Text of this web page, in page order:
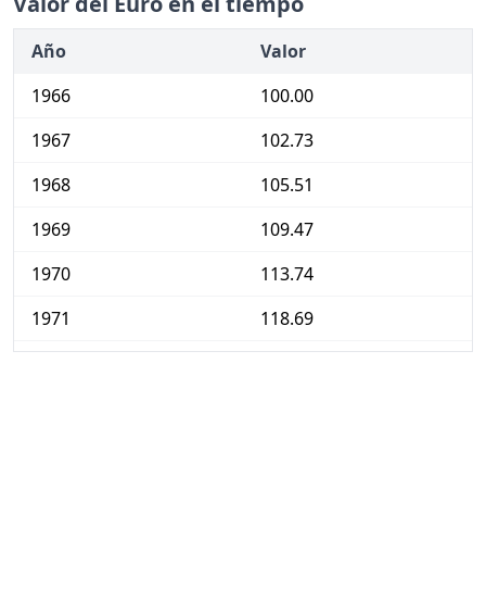
Año
Valor
1966
100.00
1967
102.73
1968
105.51
1969
109.47
1970
113.74
1971
118.69